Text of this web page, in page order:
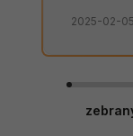
2025-02-05